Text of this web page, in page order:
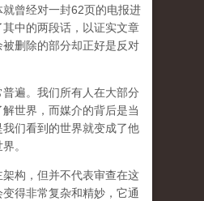
就曾经对一封62页的电报进
中的两段话，以证实文章
删除的部分却正好是反对
遍。我们所有人在大部分
世界，而媒介的背后是当
们看到的世界就变成了他
。
构，但并不代表审查在这
得非常复杂和精妙，它通